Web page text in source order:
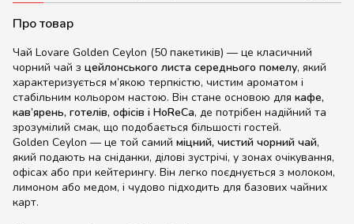
Про товар
Чай Lovare Golden Ceylon (50 пакетиків) — це класичний
чорний чай з цейлонського листа середнього помелу, який
характеризується м’якою терпкістю, чистим ароматом і
стабільним кольором настою. Він стане основою для кафе,
кав’ярень, готелів, офісів і HoReCa, де потрібен надійний та
зрозумілий смак, що подобається більшості гостей.
Golden Ceylon — це той самий міцний, чистий чорний чай,
який подають на сніданки, ділові зустрічі, у зонах очікування,
офісах або при кейтерингу. Він легко поєднується з молоком,
лимоном або медом, і чудово підходить для базових чайних
карт.